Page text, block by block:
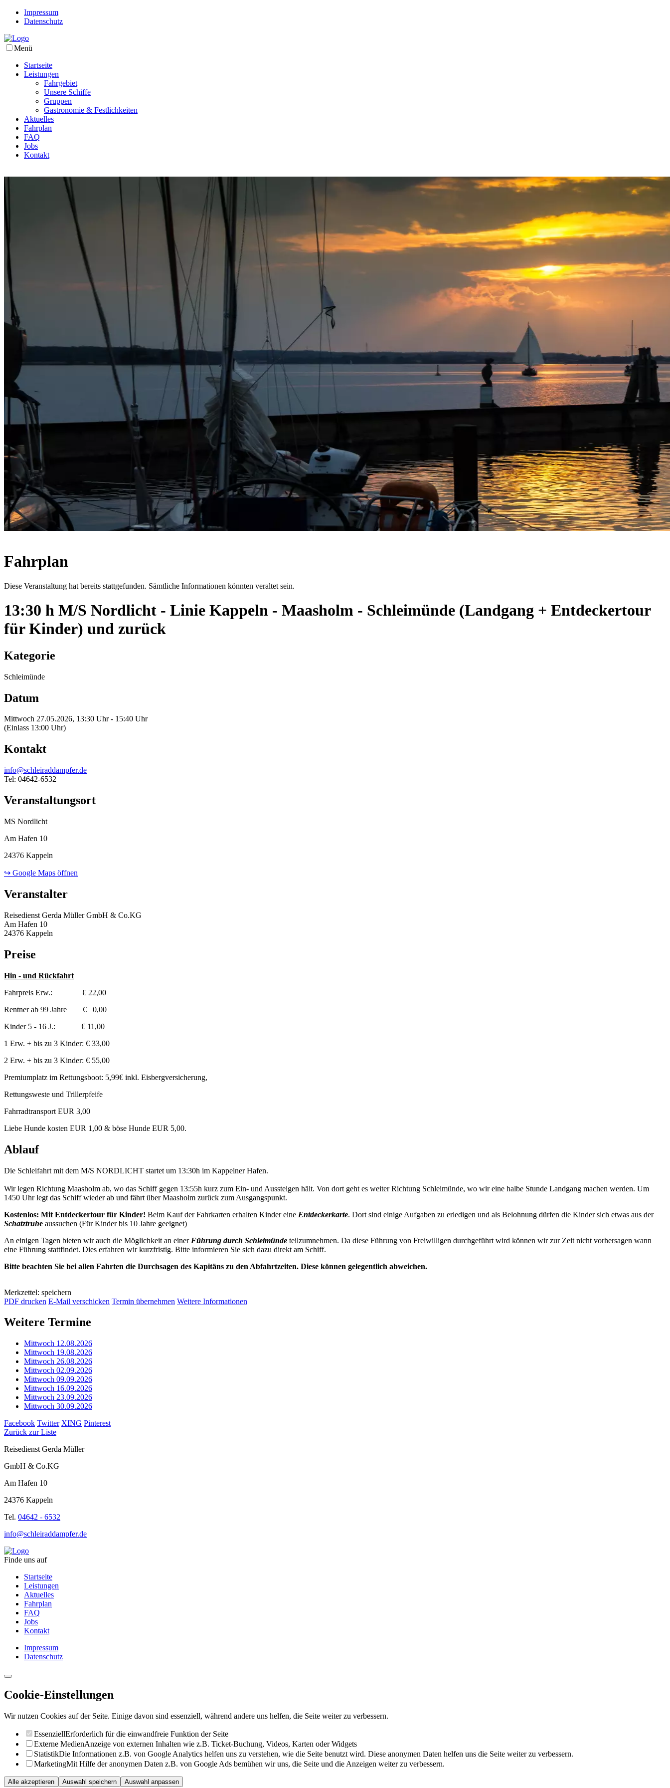
Impressum
Datenschutz
Menü
Startseite
Leistungen
Fahrgebiet
Unsere Schiffe
Gruppen
Gastronomie & Festlichkeiten
Aktuelles
Fahrplan
FAQ
Jobs
Kontakt
Fahrplan
Diese Veranstaltung hat bereits stattgefunden. Sämtliche Informationen könnten veraltet sein.
13:30 h M/S Nordlicht - Linie Kappeln - Maasholm - Schleimünde (Landgang + Entdeckertour
für Kinder) und zurück
Kategorie
Schleimünde
Datum
Mittwoch 27.05.2026, 13:30 Uhr - 15:40 Uhr
(Einlass 13:00 Uhr)
Kontakt
info@schleiraddampfer.de
Tel: 04642-6532
Veranstaltungsort
MS Nordlicht
Am Hafen 10
24376 Kappeln
↪ Google Maps öffnen
Veranstalter
Reisedienst Gerda Müller GmbH & Co.KG
Am Hafen 10
24376 Kappeln
Preise
Hin - und Rückfahrt
Fahrpreis Erw.: € 22,00
Rentner ab 99 Jahre € 0,00
Kinder 5 - 16 J.: € 11,00
1 Erw. + bis zu 3 Kinder: € 33,00
2 Erw. + bis zu 3 Kinder: € 55,00
Premiumplatz im Rettungsboot: 5,99€ inkl. Eisbergversicherung,
Rettungsweste und Trillerpfeife
Fahrradtransport EUR 3,00
Liebe Hunde kosten EUR 1,00 & böse Hunde EUR 5,00.
Ablauf
Die Schleifahrt mit dem M/S NORDLICHT startet um 13:30h im Kappelner Hafen.
Wir legen Richtung Maasholm ab, wo das Schiff gegen 13:55h kurz zum Ein- und Aussteigen hält. Von dort geht es weiter Richtung Schleimünde, wo wir eine halbe Stunde Landgang machen werden. Um
1450 Uhr legt das Schiff wieder ab und fährt über Maasholm zurück zum Ausgangspunkt.
Kostenlos: Mit Entdeckertour für Kinder! Beim Kauf der Fahrkarten erhalten Kinder eine Entdeckerkarte. Dort sind einige Aufgaben zu erledigen und als Belohnung dürfen die Kinder sich etwas aus der
Schatztruhe aussuchen (Für Kinder bis 10 Jahre geeignet)
An einigen Tagen bieten wir auch die Möglichkeit an einer Führung durch Schleimünde teilzumnehmen. Da diese Führung von Freiwilligen durchgeführt wird können wir zur Zeit nicht vorhersagen wann
eine Führung stattfindet. Dies erfahren wir kurzfristig. Bitte informieren Sie sich dazu direkt am Schiff.
Bitte beachten Sie bei allen Fahrten die Durchsagen des Kapitäns zu den Abfahrtzeiten. Diese können gelegentlich abweichen.
Merkzettel: speichern
PDF drucken E-Mail verschicken Termin übernehmen Weitere Informationen
Weitere Termine
Mittwoch 12.08.2026
Mittwoch 19.08.2026
Mittwoch 26.08.2026
Mittwoch 02.09.2026
Mittwoch 09.09.2026
Mittwoch 16.09.2026
Mittwoch 23.09.2026
Mittwoch 30.09.2026
Facebook Twitter XING Pinterest
Zurück zur Liste
Reisedienst Gerda Müller
GmbH & Co.KG
Am Hafen 10
24376 Kappeln
Tel. 04642 - 6532
info@schleiraddampfer.de
Finde uns auf
Startseite
Leistungen
Aktuelles
Fahrplan
FAQ
Jobs
Kontakt
Impressum
Datenschutz
Cookie-Einstellungen
Wir nutzen Cookies auf der Seite. Einige davon sind essenziell, während andere uns helfen, die Seite weiter zu verbessern.
EssenziellErforderlich für die einwandfreie Funktion der Seite
Externe MedienAnzeige von externen Inhalten wie z.B. Ticket-Buchung, Videos, Karten oder Widgets
StatistikDie Informationen z.B. von Google Analytics helfen uns zu verstehen, wie die Seite benutzt wird. Diese anonymen Daten helfen uns die Seite weiter zu verbessern.
MarketingMit Hilfe der anonymen Daten z.B. von Google Ads bemühen wir uns, die Seite und die Anzeigen weiter zu verbessern.
Alle akzeptieren Auswahl speichern Auswahl anpassen